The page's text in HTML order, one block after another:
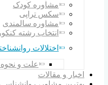
مشاوره کودک
سکس تراپی
مشاوره سالمندی
انتخاب رشته کنکور 1404 در اراک | مشاوره تحصیلی اراک
اختلالات
علت و
اخبار و مقالات